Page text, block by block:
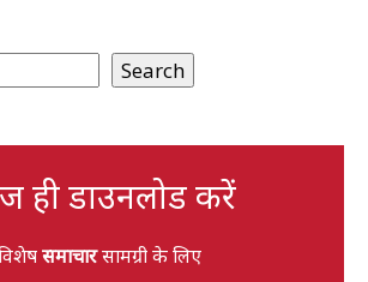
Search
ही डाउनलोड करें
समाचारसामग्री के लिए